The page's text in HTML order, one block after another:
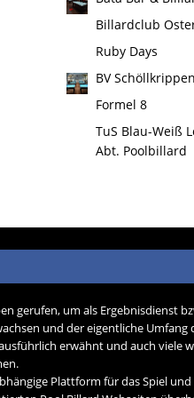
Billardclub
Ruby Days
BV
Formel 8
TuS Blau-Weiß
Abt. Poolbillard
gerufen, um als Ergebnisdienst
und der eigentliche Umfang
erwähnt und auch viele
Plattform für das Spiel und